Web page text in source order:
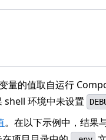
量的值取自运行
shell 环境中未设置
。在以下示例中，结果